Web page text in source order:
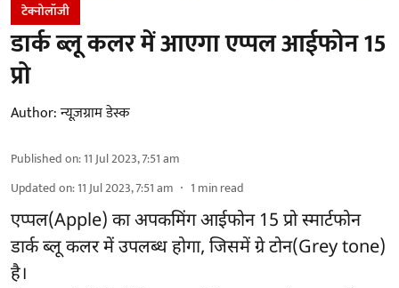
टेक्नोलॉजी
डार्क ब्लू कलर में आएगा एप्पल आईफोन 15
प्रो
Author:न्यूज़ग्राम डेस्क
Published on:11 Jul 2023, 7:51 am
Updated on:11 Jul 2023, 7:51 am 1 min read
एप्पल(Apple) का अपकमिंग आईफोन 15 प्रो स्मार्टफोन
डार्क ब्लू कलर में उपलब्ध होगा, जिसमें ग्रे टोन(Grey tone)
है।